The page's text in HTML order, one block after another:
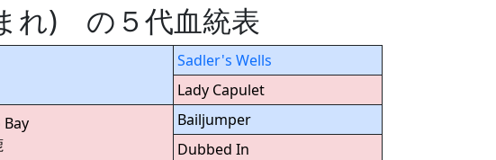
れ) の５代血統表
Sadler's Wells
Lady Capulet
Bailjumper
Dubbed In